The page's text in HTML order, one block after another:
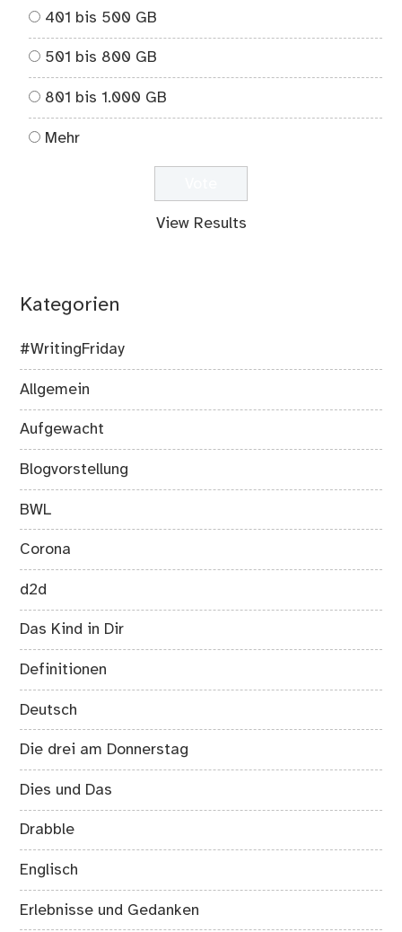
401 bis 500 GB
501 bis 800 GB
801 bis 1.000 GB
Mehr
View Results
Kategorien
#WritingFriday
Allgemein
Aufgewacht
Blogvorstellung
BWL
Corona
d2d
Das Kind in Dir
Definitionen
Deutsch
Die drei am Donnerstag
Dies und Das
Drabble
Englisch
Erlebnisse und Gedanken